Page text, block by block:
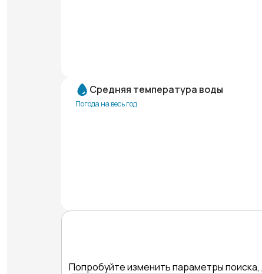
Средняя температура воды
Погода на весь год
Попробуйте изменить параметры